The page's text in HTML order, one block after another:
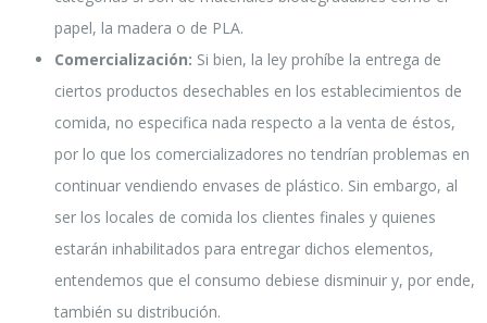
papel, la madera o de PLA.
Comercialización: Si bien, la ley prohíbe la entrega de
ciertos productos desechables en los establecimientos de
comida, no especifica nada respecto a la venta de éstos,
por lo que los comercializadores no tendrían problemas en
continuar vendiendo envases de plástico. Sin embargo, al
ser los locales de comida los clientes finales y quienes
estarán inhabilitados para entregar dichos elementos,
entendemos que el consumo debiese disminuir y, por ende,
también su distribución.